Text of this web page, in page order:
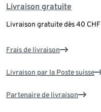
Livraison gratuite
Livraison gratuite dès 40 CHF
Frais de livraison
Livraison par la Poste suisse
Partenaire de livraison